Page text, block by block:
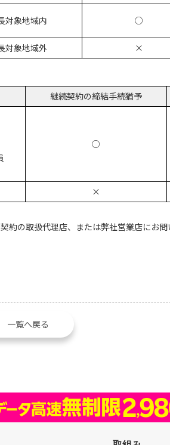
対象地域内 ○
対象地域外
×
継続契約の締結手続猶予
○
×
約の取扱代理店、または弊社営業店にお問
一覧へ戻る